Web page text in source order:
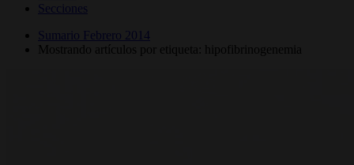
Secciones
Sumario Febrero 2014
Mostrando artículos por etiqueta: hipofibrinogenemia